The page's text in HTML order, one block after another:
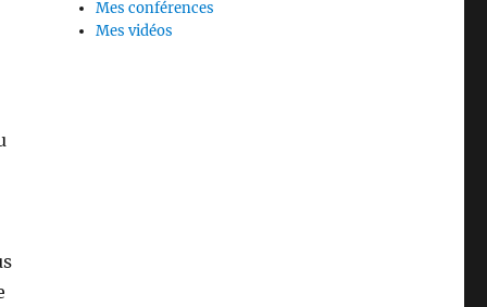
Mes conférences
Mes vidéos